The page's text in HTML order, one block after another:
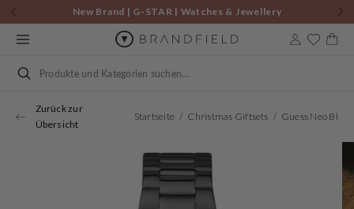
Zum
Inhalt
springen
New Brand | G-STAR | Watches & Jewellery
Suchen
Zurück zur
Übersicht
Startseite Christmas Giftsets